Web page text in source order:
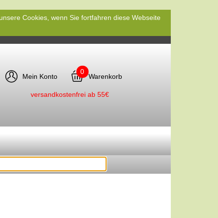
Cookies, wenn Sie fortfahren diese Webseite
Mein Konto
0
Warenkorb
versandkostenfrei ab 55€